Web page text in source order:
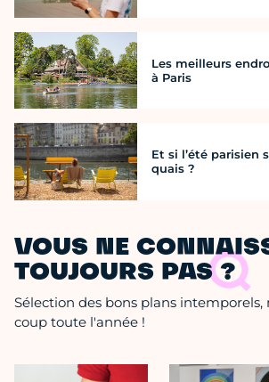
Les meilleurs
à Paris
Et si l’été parisien
quais ?
VOUS NE
TOUJOURS PAS ?
Sélection des bons plans
coup toute l'année !